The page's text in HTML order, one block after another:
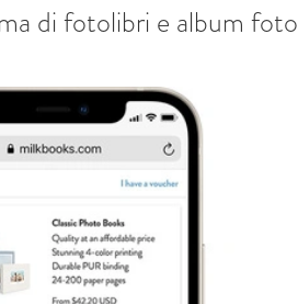
di fotolibri e album